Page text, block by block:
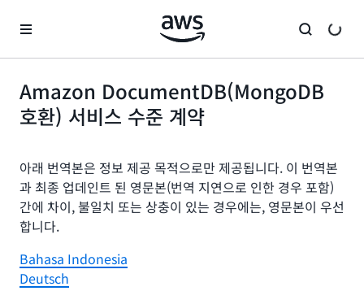
Amazon DocumentDB(MongoDB
호환) 서비스 수준 계약
아래 번역본은 정보 제공 목적으로만 제공됩니다. 이 번역본
과 최종 업데인트 된 영문본(번역 지연으로 인한 경우 포함)
간에 차이, 불일치 또는 상충이 있는 경우에는, 영문본이 우선
합니다.
Bahasa Indonesia
Deutsch